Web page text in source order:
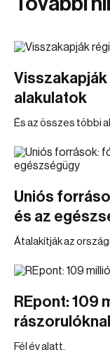
Visszakapják
alakulatok
És az összes többi
Uniós
és az
Átalakítják az
REpont: 109
Fél év alatt.